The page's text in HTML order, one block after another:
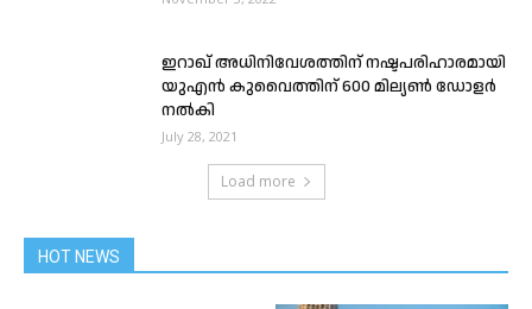
ഇറാഖ് അധിനിവേശത്തിന് നഷ്ടപരിഹാരമായി
യുഎൻ കുവൈത്തിന് 600 മില്യൺ ഡോളർ
നൽകി
July 28, 2021
Load more
HOT NEWS